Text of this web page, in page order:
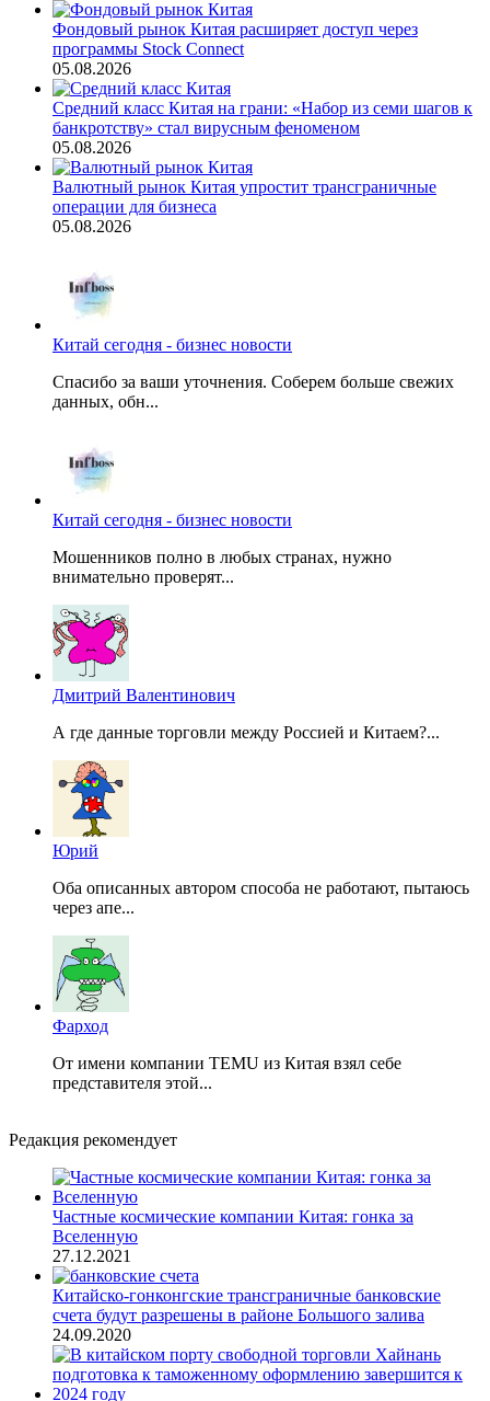
Фондовый рынок Китая расширяет доступ через
программы Stock Connect
05.08.2026
Средний класс Китая на грани: «Набор из семи шагов к
банкротству» стал вирусным феноменом
05.08.2026
Валютный рынок Китая упростит трансграничные
операции для бизнеса
05.08.2026
Китай сегодня - бизнес новости
Спасибо за ваши уточнения. Соберем больше свежих
данных, обн...
Китай сегодня - бизнес новости
Мошенников полно в любых странах, нужно
внимательно проверят...
Дмитрий Валентинович
А где данные торговли между Россией и Китаем?...
Юрий
Оба описанных автором способа не работают, пытаюсь
через апе...
Фарход
От имени компании TEMU из Китая взял себе
представителя этой...
Редакция рекомендует
Частные космические компании Китая: гонка за
Вселенную
27.12.2021
Китайско-гонконгские трансграничные банковские
счета будут разрешены в районе Большого залива
24.09.2020